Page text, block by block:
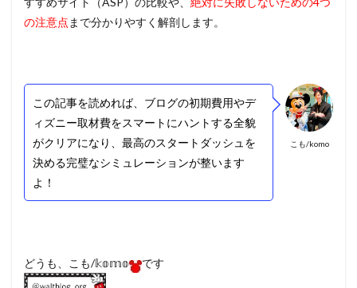
の注意点 まで分かりやすく解剖します。
こも/komo
この記事を読めれば、ブログの初期費用やデ
ィズニー取材費をスマートにハントする全貌
がクリアになり、最高のスタートダッシュを
決める完璧なシミュレーションが整います
よ！
どうも、こも/𝕜𝕠𝕞𝕠 です